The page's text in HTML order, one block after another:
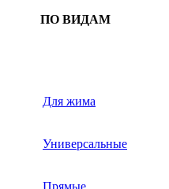
ПО ВИДАМ
Для жима
Универсальные
Прямые